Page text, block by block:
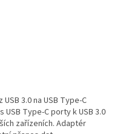
3.0 na USB Type-C
Type-C porty k USB 3.0
zařízeních. Adaptér